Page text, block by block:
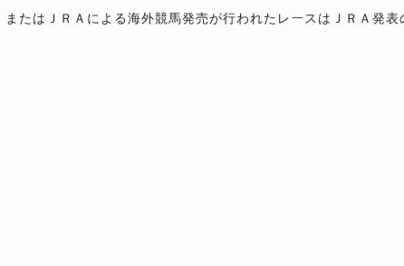
たはＪＲＡによる海外競馬発売が行われたレースはＪＲＡ発表